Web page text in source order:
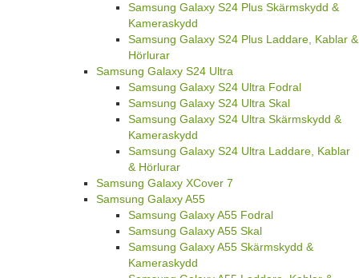
Samsung Galaxy S24 Plus Skärmskydd &
Kameraskydd
Samsung Galaxy S24 Plus Laddare, Kablar &
Hörlurar
Samsung Galaxy S24 Ultra
Samsung Galaxy S24 Ultra Fodral
Samsung Galaxy S24 Ultra Skal
Samsung Galaxy S24 Ultra Skärmskydd &
Kameraskydd
Samsung Galaxy S24 Ultra Laddare, Kablar
& Hörlurar
Samsung Galaxy XCover 7
Samsung Galaxy A55
Samsung Galaxy A55 Fodral
Samsung Galaxy A55 Skal
Samsung Galaxy A55 Skärmskydd &
Kameraskydd